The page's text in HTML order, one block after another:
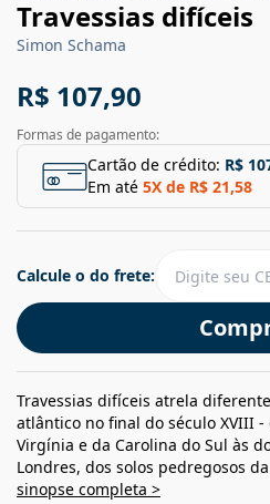
Travessias difíceis
Simon Schama
R$ 107,90
Formas de pagamento:
Cartão de crédito: R$
Em até 5X de R$ 21,58
Calcule o do frete:
Travessias difíceis atrela
atlântico no final do século XVIII
Virgínia e da Carolina do Sul às
Londres, dos solos pedregosos
sinopse completa >